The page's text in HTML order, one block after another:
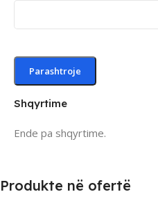
Shqyrtime
Ende pa shqyrtime.
Produkte në ofertë